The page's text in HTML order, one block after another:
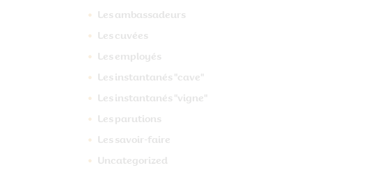
Les ambassadeurs
Les cuvées
Les employés
Les instantanés "cave"
Les instantanés "vigne"
Les parutions
Les savoir-faire
Uncategorized